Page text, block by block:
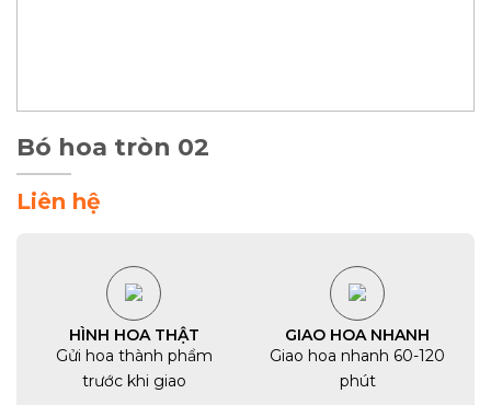
Bó hoa tròn 02
Liên hệ
HÌNH HOA THẬT
Gửi hoa thành phẩm
trước khi giao
GIAO HOA NHANH
Giao hoa nhanh 60-120
phút